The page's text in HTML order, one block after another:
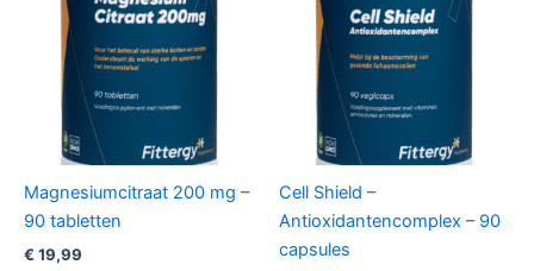
Magnesiumcitraat 200 mg –
90 tabletten
€ 19,99
Cell Shield –
Antioxidantencomplex – 90
capsules